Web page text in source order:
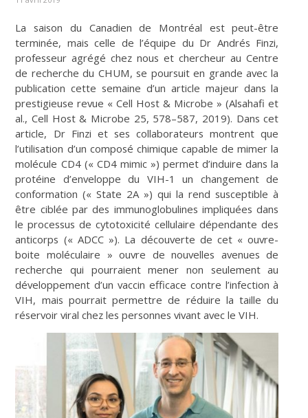
La saison du Canadien de Montréal est peut-être
terminée, mais celle de l’équipe du Dr Andrés Finzi,
professeur agrégé chez nous et chercheur au Centre
de recherche du CHUM, se poursuit en grande avec la
publication cette semaine d’un article majeur dans la
prestigieuse revue « Cell Host & Microbe » (Alsahafi et
al., Cell Host & Microbe 25, 578–587, 2019). Dans cet
article, Dr Finzi et ses collaborateurs montrent que
l’utilisation d’un composé chimique capable de mimer la
molécule CD4 (« CD4 mimic ») permet d’induire dans la
protéine d’enveloppe du VIH-1 un changement de
conformation (« State 2A ») qui la rend susceptible à
être ciblée par des immunoglobulines impliquées dans
le processus de cytotoxicité cellulaire dépendante des
anticorps (« ADCC »). La découverte de cet « ouvre-
boite moléculaire » ouvre de nouvelles avenues de
recherche qui pourraient mener non seulement au
développement d’un vaccin efficace contre l’infection à
VIH, mais pourrait permettre de réduire la taille du
réservoir viral chez les personnes vivant avec le VIH.